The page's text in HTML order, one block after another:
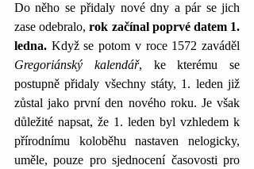
Do něho se přidaly nové dny a pár se jich
zase odebralo, rok začínal poprvé datem 1.
ledna.
Gregoriánský kalendář, ke kterému se
postupně přidaly všechny státy, 1. leden již
zůstal jako první den nového roku. Je však
důležité napsat, že 1. leden byl vzhledem k
přírodnímu koloběhu nastaven nelogicky,
uměle, pouze pro sjednocení časovosti pro